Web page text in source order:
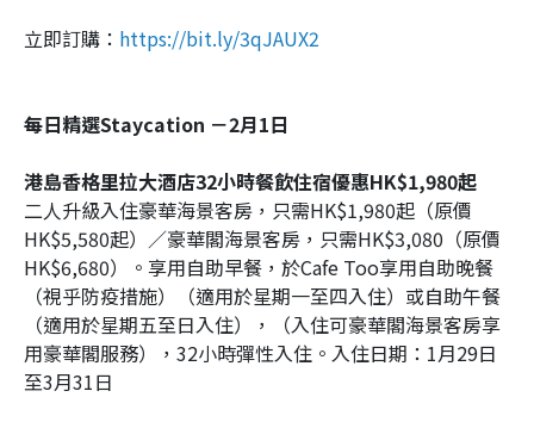
立即訂購： https://bit.ly/3qJAUX2
每日精選Staycation －2月1日
港島香格里拉大酒店32小時餐飲住宿優惠HK$1,980起
二人升級入住豪華海景客房，只需HK$1,980起（原價
HK$5,580起）／豪華閣海景客房，只需HK$3,080（原價
HK$6,680）。享用自助早餐，於Cafe Too享用自助晚餐
（視乎防疫措施）（適用於星期一至四入住）或自助午餐
（適用於星期五至日入住），（入住可豪華閣海景客房享
用豪華閣服務），32小時彈性入住。入住日期：1月29日
至3月31日